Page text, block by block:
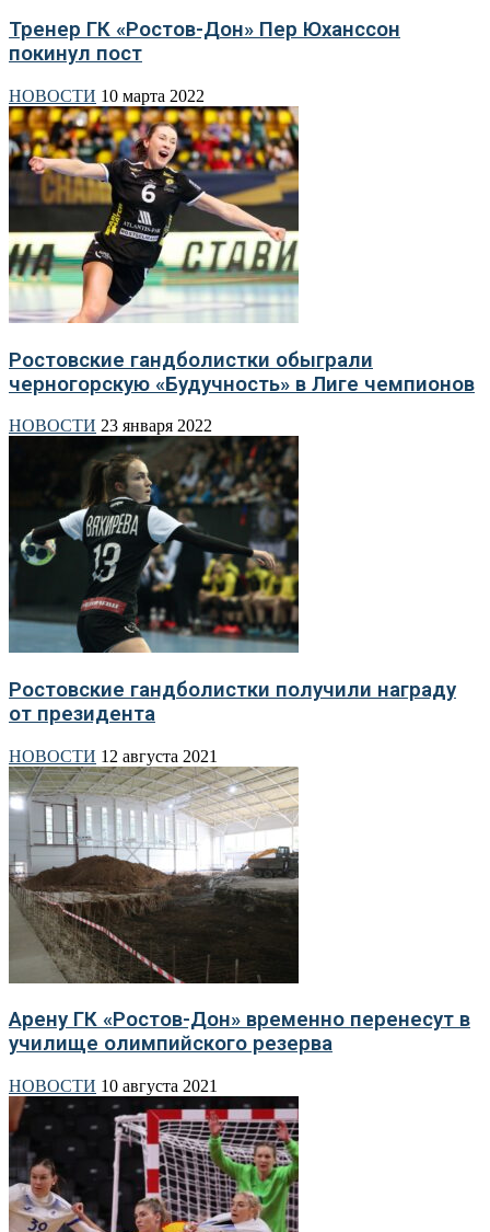
Тренер ГК «Ростов-Дон» Пер Юханссон
покинул пост
НОВОСТИ 10 марта 2022
Ростовские гандболистки обыграли
черногорскую «Будучность» в Лиге чемпионов
НОВОСТИ 23 января 2022
Ростовские гандболистки получили награду
от президента
НОВОСТИ 12 августа 2021
Арену ГК «Ростов-Дон» временно перенесут в
училище олимпийского резерва
НОВОСТИ 10 августа 2021